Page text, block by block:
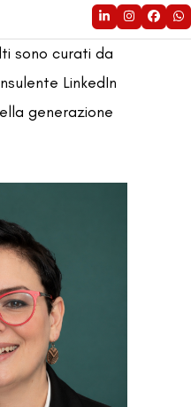
LinkedInInstagram
sono curati da
LinkedIn
generazione